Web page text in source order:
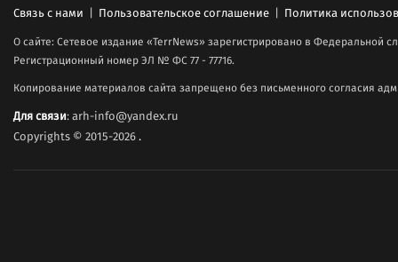
Связь с нами | Пользовательское соглашение | Политика
О сайте: Сетевое издание «TerrNews» зарегистрировано в Федеральной
Регистрационный номер ЭЛ № ФС 77 - 77716.
Копирование материалов сайта запрещено без письменного согласия
Для связи: arh-info@yandex.ru
Copyrights © 2015-2026.